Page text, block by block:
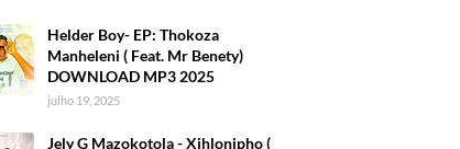
Helder Boy- EP: Thokoza
Manheleni ( Feat. Mr Benety)
DOWNLOAD MP3 2025
julho 19, 2025
Jely G Mazokotola - Xihlonipho (